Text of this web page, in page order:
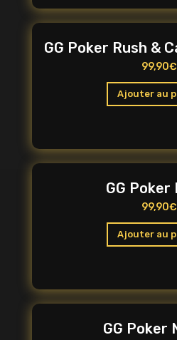
GG Poker Rush &
99,90€
Ajouter au
GG Poker
99,90€
Ajouter au
GG Poker